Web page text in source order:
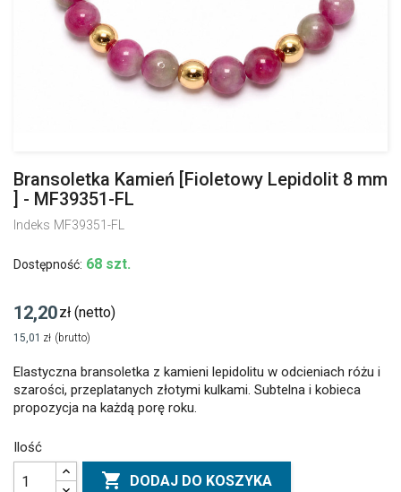
Bransoletka Kamień [Fioletowy Lepidolit 8 mm
] - MF39351-FL
Indeks MF39351-FL
Dostępność: 68 szt.
12,20zł (netto)
15,01 zł (brutto)
Elastyczna bransoletka z kamieni lepidolitu w odcieniach różu i
szarości, przeplatanych złotymi kulkami. Subtelna i kobieca
propozycja na każdą porę roku.
Ilość
 DODAJ DO KOSZYKA